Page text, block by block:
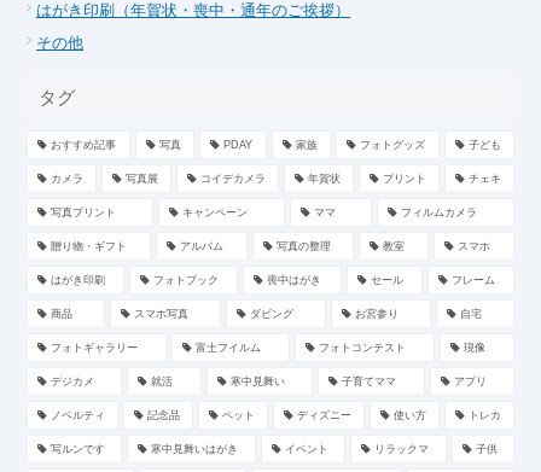
はがき印刷（年賀状・喪中・通年のご挨拶）
その他
タグ
おすすめ記事 写真 PDAY 家族 フォトグッズ 子ども
カメラ 写真展 コイデカメラ 年賀状 プリント チェキ
写真プリント キャンペーン ママ フィルムカメラ
贈り物・ギフト アルバム 写真の整理 教室 スマホ
はがき印刷 フォトブック 喪中はがき セール フレーム
商品 スマホ写真 ダビング お宮参り 自宅
フォトギャラリー 富士フイルム フォトコンテスト 現像
デジカメ 就活 寒中見舞い 子育てママ アプリ
ノベルティ 記念品 ペット ディズニー 使い方 トレカ
写ルンです 寒中見舞いはがき イベント リラックマ 子供